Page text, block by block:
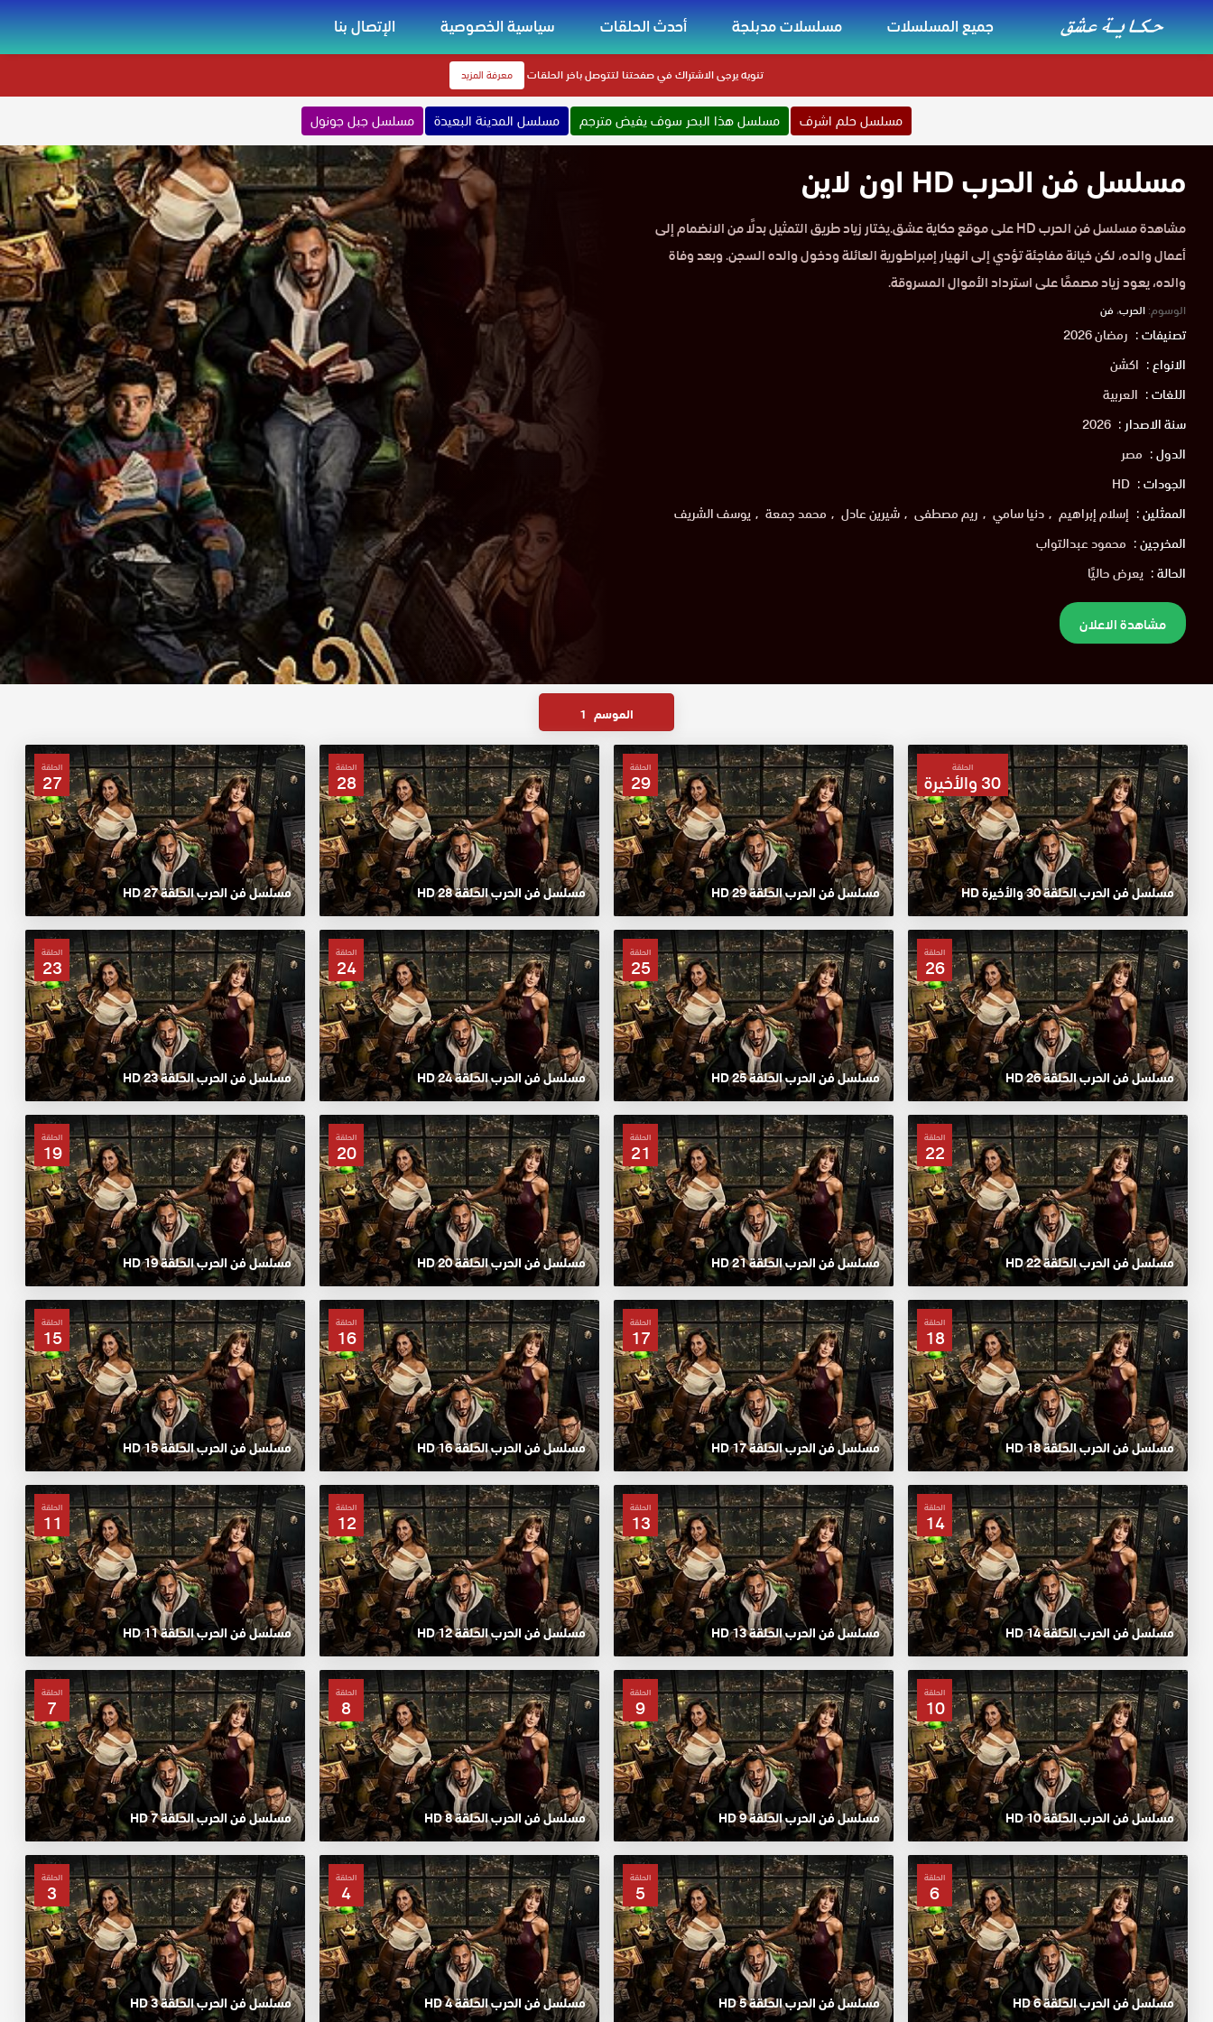
جميع المسلسلات مسلسلات مدبلجة أحدث الحلقات سياسية الخصوصية الإتصال بنا
تنويهيرجى الاشتراك في صفحتنا لتتوصل باخر الحلقات معرفة المزيد
مسلسل حلم اشرف مسلسل هذا البحر سوف يفيض مترجم مسلسل المدينة البعيدة مسلسل جبل جونول
مسلسل فن الحرب HD اون لاين
مشاهدة مسلسل فن الحرب HD على موقع حكاية عشق.يختار زياد طريق التمثيل بدلًا من الانضمام إلى
أعمال والده، لكن خيانة مفاجئة تؤدي إلى انهيار إمبراطورية العائلة ودخول والده السجن. وبعد وفاة
والده، يعود زياد مصممًا على استرداد الأموال المسروقة.
الوسوم:الحرب،فن
تصنيفات : رمضان 2026
الانواع : اكشن
اللغات : العربية
سنة الاصدار : 2026
الدول : مصر
الجودات : HD
الممثلين : إسلام إبراهيم دنيا سامي ريم مصطفى شيرين عادل محمد جمعة
يوسف الشريف
المخرجين : محمود عبدالتواب
الحالة : يعرض حاليًا
مشاهدة الاعلان
الموسم 1
الحلقة
30 والأخيرة
مسلسل فن الحرب الحلقة 30 والأخيرة HD
الحلقة
29
مسلسل فن الحرب الحلقة 29 HD
الحلقة
28
مسلسل فن الحرب الحلقة 28 HD
الحلقة
27
مسلسل فن الحرب الحلقة 27 HD
الحلقة
26
مسلسل فن الحرب الحلقة 26 HD
الحلقة
25
مسلسل فن الحرب الحلقة 25 HD
الحلقة
24
مسلسل فن الحرب الحلقة 24 HD
الحلقة
23
مسلسل فن الحرب الحلقة 23 HD
الحلقة
22
مسلسل فن الحرب الحلقة 22 HD
الحلقة
21
مسلسل فن الحرب الحلقة 21 HD
الحلقة
20
مسلسل فن الحرب الحلقة 20 HD
الحلقة
19
مسلسل فن الحرب الحلقة 19 HD
الحلقة
18
مسلسل فن الحرب الحلقة 18 HD
الحلقة
17
مسلسل فن الحرب الحلقة 17 HD
الحلقة
16
مسلسل فن الحرب الحلقة 16 HD
الحلقة
15
مسلسل فن الحرب الحلقة 15 HD
الحلقة
14
مسلسل فن الحرب الحلقة 14 HD
الحلقة
13
مسلسل فن الحرب الحلقة 13 HD
الحلقة
12
مسلسل فن الحرب الحلقة 12 HD
الحلقة
11
مسلسل فن الحرب الحلقة 11 HD
الحلقة
10
مسلسل فن الحرب الحلقة 10 HD
الحلقة
9
مسلسل فن الحرب الحلقة 9 HD
الحلقة
8
مسلسل فن الحرب الحلقة 8 HD
الحلقة
7
مسلسل فن الحرب الحلقة 7 HD
الحلقة
6
مسلسل فن الحرب الحلقة 6 HD
الحلقة
5
مسلسل فن الحرب الحلقة 5 HD
الحلقة
4
مسلسل فن الحرب الحلقة 4 HD
الحلقة
3
مسلسل فن الحرب الحلقة 3 HD